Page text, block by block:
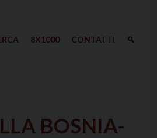
8X1000 CONTATTI
BOSNIA-